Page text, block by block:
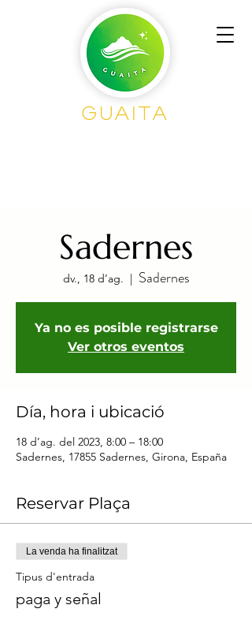
Guaita
Sadernes
dv., 18 d’ag.
  |
Sadernes
Ya no es posible registrarse
Ver otros eventos
Día, hora i ubicació
18 d’ag. del 2023, 8:00 – 18:00
Sadernes, 17855 Sadernes, Girona, España
Reservar Plaça
La venda ha finalitzat
Tipus d'entrada
paga y señal